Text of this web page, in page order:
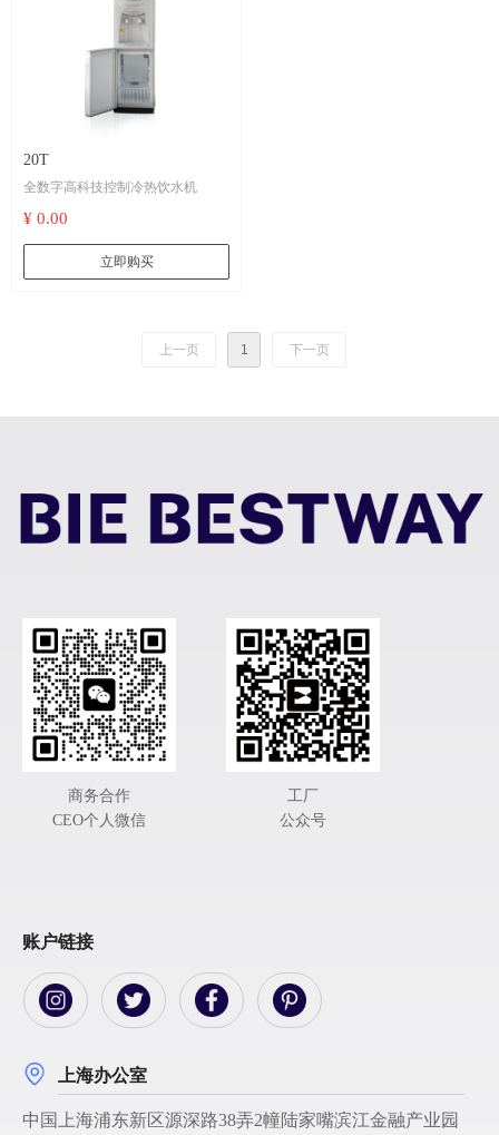
20T
全数字高科技控制冷热饮水机
¥ 0.00
立即购买
上一页 1 下一页
商务合作
CEO个人微信
工厂
公众号
上海办公室
中国上海浦东新区源深路38弄2幢陆家嘴滨江金融产业园
账户链接